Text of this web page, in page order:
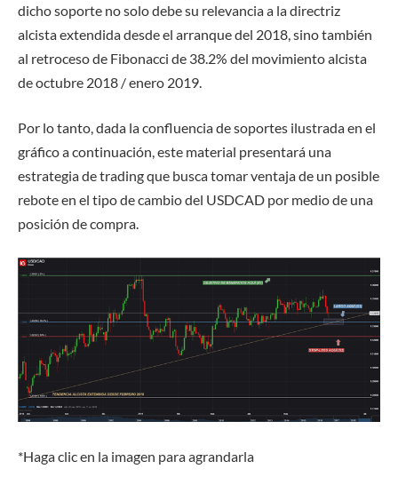
dicho soporte no solo debe su relevancia a la directriz
alcista extendida desde el arranque del 2018, sino también
al retroceso de Fibonacci de 38.2% del movimiento alcista
de octubre 2018 / enero 2019.
Por lo tanto, dada la confluencia de soportes ilustrada en el
gráfico a continuación, este material presentará una
estrategia de trading que busca tomar ventaja de un posible
rebote en el tipo de cambio del USDCAD por medio de una
posición de compra.
*Haga clic en la imagen para agrandarla